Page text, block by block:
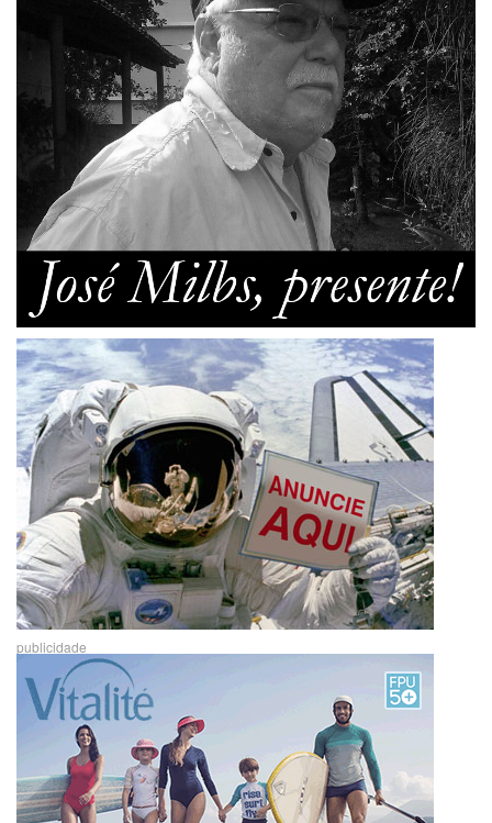
publicidade